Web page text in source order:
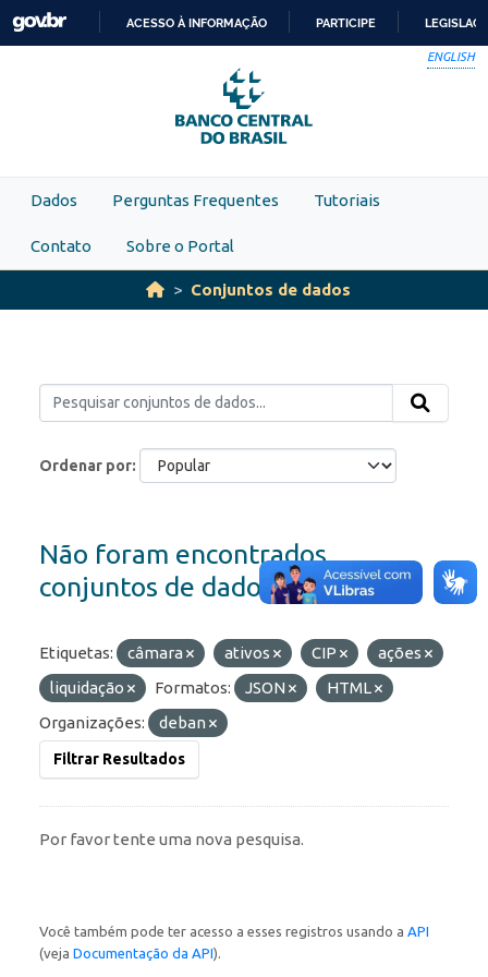
Skip to main content
PARA
O
CONTEÚDO
ACESSO À INFORMAÇÃO PARTICIPE
ENGLISH
Dados Perguntas Frequentes Tutoriais
Contato Sobre o Portal
Conjuntos de dados
Ordenar por
Não foram encontrados
conjuntos de dados
Etiquetas: câmara ativos CIP
ações
liquidação
Formatos: JSON
HTML
Organizações:
deban
Filtrar Resultados
Por favor tente uma nova pesquisa.
Você também pode ter acesso a esses registros usando a API
(veja Documentação da API).